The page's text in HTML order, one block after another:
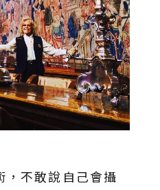
，不敢說自己會攝